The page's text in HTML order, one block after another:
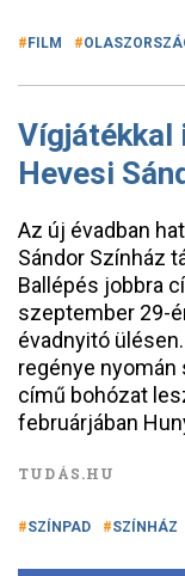
FILM
Vígjátékkal
Hevesi
Az új évadban
Sándor Színház
Ballépés jobbra
szeptember 29-
évadnyitó
regénye nyomán
című bohózat
februárjában
TUDÁS.HU
SZÍNPAD SZÍNHÁZ